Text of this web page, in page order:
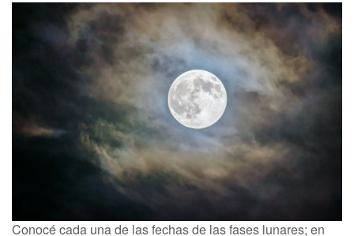
Conocé cada una de las fechas de las fases lunares; en